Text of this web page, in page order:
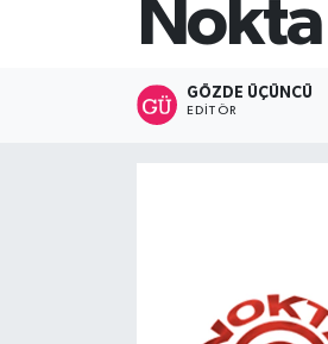
GÖZDE ÜÇÜNCÜ
EDITÖR
SİYASET
Teknoloji